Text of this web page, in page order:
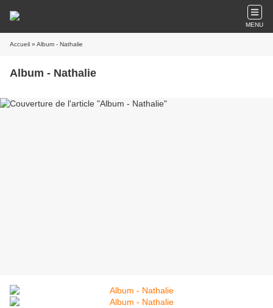
MENU
Accueil » Album - Nathalie
Album - Nathalie